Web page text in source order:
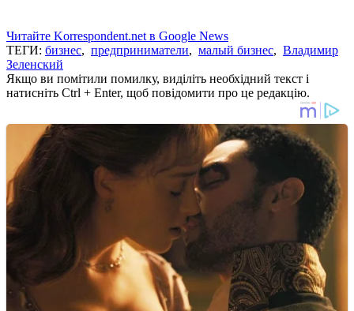
Читайте Korrespondent.net в Google News
ТЕГИ: бизнес, предприниматели, малый бизнес, Владимир
Зеленский
Якщо ви помітили помилку, виділіть необхідний текст і
натисніть Ctrl + Enter, щоб повідомити про це редакцію.